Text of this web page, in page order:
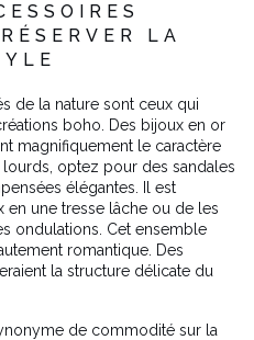
LA
de la nature sont ceux qui
boho. Des bijoux en or
magnifiquement le caractère
optez pour des sandales
élégantes. Il est
une tresse lâche ou de les
ondulations. Cet ensemble
romantique. Des
la structure délicate du
de commodité sur la